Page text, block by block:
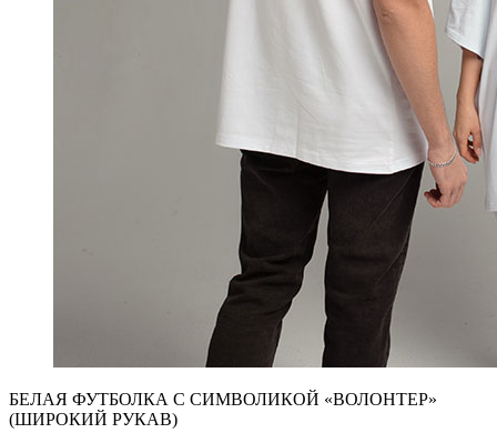
БЕЛАЯ ФУТБОЛКА С СИМВОЛИКОЙ «ВОЛОНТЕР»
(ШИРОКИЙ РУКАВ)